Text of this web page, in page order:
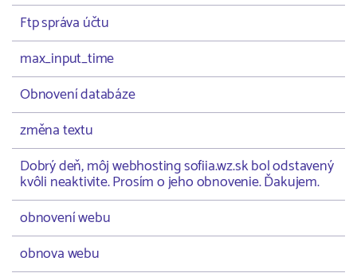
Ftp správa účtu
max_input_time
Obnovení databáze
změna textu
Dobrý deň, môj webhosting sofiia.wz.sk bol odstavený
kvôli neaktivite. Prosím o jeho obnovenie. Ďakujem.
obnovení webu
obnova webu